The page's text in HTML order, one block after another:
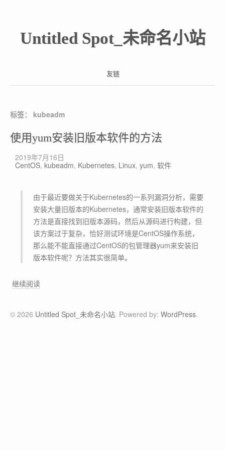
Untitled Spot_未命名小站
友链
标签： kubeadm
使用yum安装旧版本软件的方法
2019年7月16日
CentOS, kubeadm, Kubernetes, Linux, yum, 软件
由于最近要做关于Kubernetes的一系列漏洞分析，需要
安装大量旧版本的Kubernetes，通常安装旧版本软件的
方法是直接找到旧版本源码，然后从源码进行构建，但
该方案过于复杂，恰好测试环境是CentOS操作系统，
那么能不能直接通过CentOS的包管理器yum来安装旧
版本软件呢？方法其实很简单。
继续阅读使
u
© 2026 Untitled Spot_未命名小站. Powered by: WordPress.